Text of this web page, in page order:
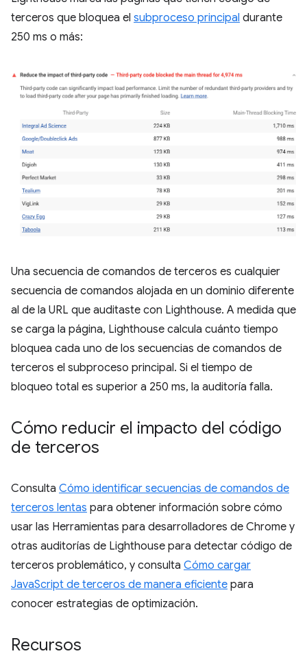
terceros que bloquea el subproceso principal durante
250 ms o más:
Una secuencia de comandos de terceros es cualquier
secuencia de comandos alojada en un dominio diferente
al de la URL que auditaste con Lighthouse. A medida que
se carga la página, Lighthouse calcula cuánto tiempo
bloquea cada uno de los secuencias de comandos de
terceros el subproceso principal. Si el tiempo de
bloqueo total es superior a 250 ms, la auditoría falla.
Cómo reducir el impacto del código
de terceros
Consulta Cómo identificar secuencias de comandos de
terceros lentas para obtener información sobre cómo
usar las Herramientas para desarrolladores de Chrome y
otras auditorías de Lighthouse para detectar código de
terceros problemático, y consulta Cómo cargar
JavaScript de terceros de manera eficiente para
conocer estrategias de optimización.
Recursos